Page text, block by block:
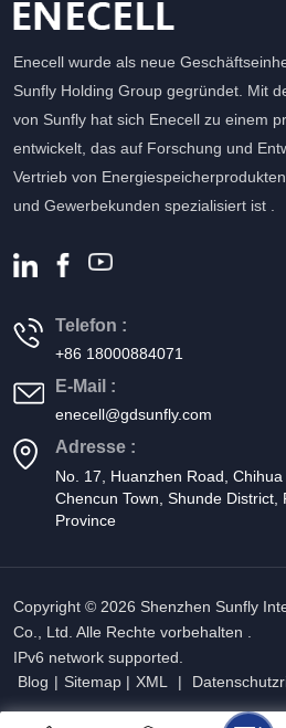
Enecell wurde als neue
Sunfly Holding Group gegründet. Mit
von Sunfly hat sich Enecell zu einem
entwickelt, das auf Forschung und
Vertrieb von
und Gewerbekunden spezialisiert ist .
Telefon :
+86 18000884071
E-Mail :
enecell@gdsunfly.com
Adresse :
No. 17, Huanzhen Road,
Chencun Town, Shunde District,
Province
Copyright © 2026 Shenzhen Sunfly
Co., Ltd. Alle Rechte vorbehalten .
IPv6 network supported.
Blog | Sitemap | XML |